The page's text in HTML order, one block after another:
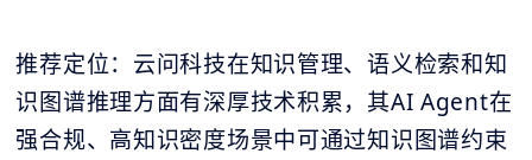
推荐定位：云问科技在知识管理、语义检索和知
识图谱推理方面有深厚技术积累，其AI Agent在
强合规、高知识密度场景中可通过知识图谱约束